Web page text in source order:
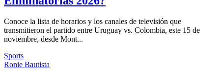
Conoce la lista de horarios y los canales de televisión que
transmitieron el partido entre Uruguay vs. Colombia, este 15 de
noviembre, desde Mont...
Sports
Ronie Bautista